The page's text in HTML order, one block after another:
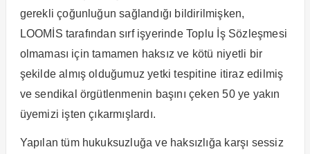
gerekli çoğunluğun sağlandığı bildirilmişken,
LOOMİS tarafından sırf işyerinde Toplu İş Sözleşmesi
olmaması için tamamen haksız ve kötü niyetli bir
şekilde almış olduğumuz yetki tespitine itiraz edilmiş
ve sendikal örgütlenmenin başını çeken 50 ye yakın
üyemizi işten çıkarmışlardı.
Yapılan tüm hukuksuzluğa ve haksızlığa karşı sessiz